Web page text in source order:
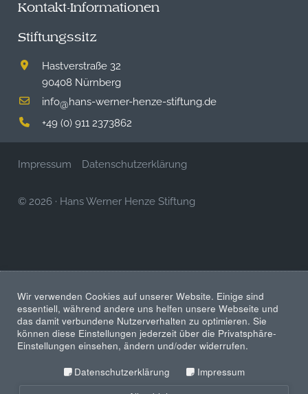
Kontakt-Informationen
Stiftungssitz
Hastverstraße 32
90408 Nürnberg
info@hans-werner-henze-stiftung.de
+49 (0) 911 2373862
Impressum Datenschutzerklärung
© 2026 · Hans Werner Henze Stiftung
Wir verwenden Cookies auf unserer Website. Einige sind
essentiell, während andere uns helfen unsere Webseite und
das damit verbundene Nutzerverhalten zu optimieren. Sie
können diese Einstellungen jederzeit über die Privatsphäre-
Einstellungen einsehen, ändern und/oder widerrufen.
Datenschutzerklärung
Impressum